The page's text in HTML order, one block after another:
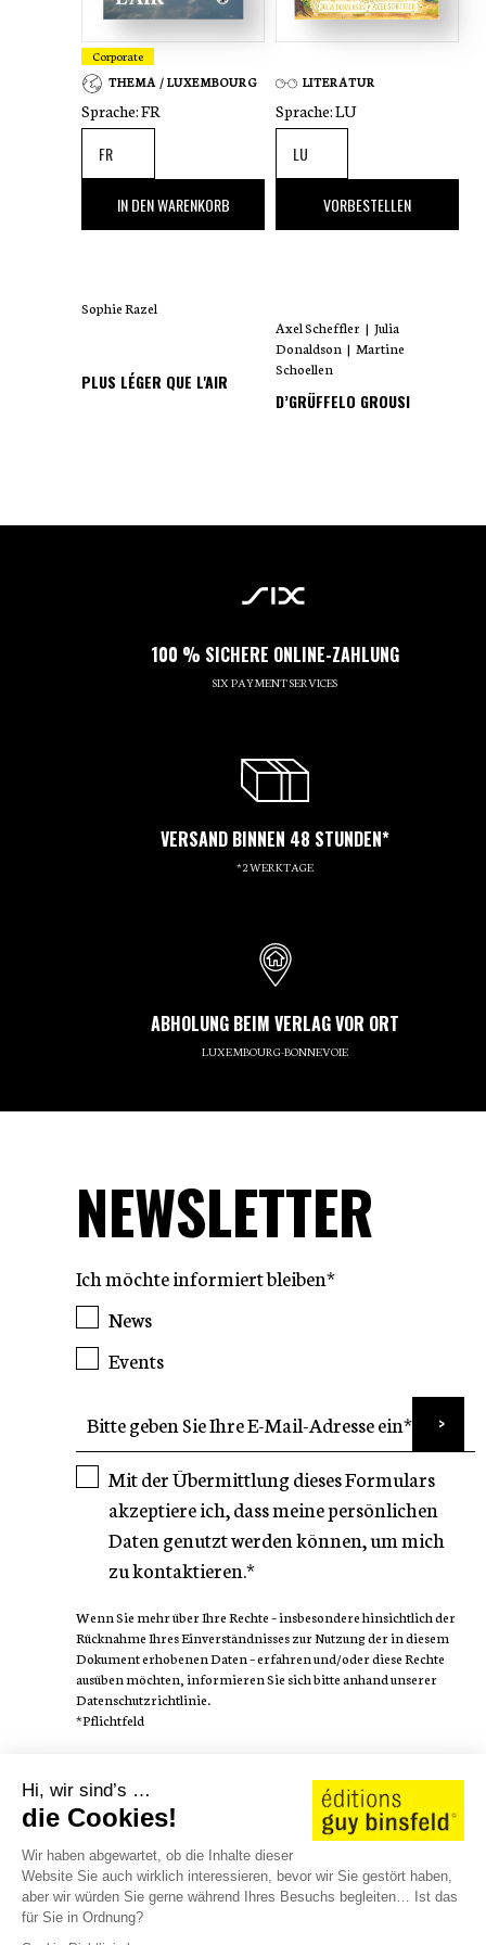
harmonescher Zesummenaarbecht am
Wee. Dat gëtt och dem neien Oberleutnant
mat der Zäit ëmmer méi bewosst.
Corporate
THEMA / LUXEMBOURG
Sprache:FR
,00 €
IN DEN WARENKORB
Sophie Razel
PLUS LÉGER QUE L'AIR
LITERATUR
Sprache:LU
,00 €VORBESTELLEN
Axel Scheffler | Julia
Donaldson | Martine
Schoellen
D’GRÜFFELO GROUSI
100 % SICHERE ONLINE-ZAHLUNG
SIX PAYMENT SERVICES
VERSAND BINNEN 48 STUNDEN*
*2 WERKTAGE
ABHOLUNG BEIM VERLAG VOR ORT
LUXEMBOURG-BONNEVOIE
NEWSLETTER
Ich möchte informiert bleiben*
News
Events
Mit der Übermittlung dieses Formulars
akzeptiere ich, dass meine persönlichen
Daten genutzt werden können, um mich
zu kontaktieren.*
Wenn Sie mehr über Ihre Rechte – insbesondere hinsichtlich der
Rücknahme Ihres Einverständnisses zur Nutzung der in diesem
Dokument erhobenen Daten – erfahren und/oder diese Rechte
ausüben möchten, informieren Sie sich bitte anhand unserer
Datenschutzrichtlinie.
*Pflichtfeld
FOLGEN SIE
AUTOREN WE LOVE STORIES
Hi, wir sind’s …
die Cookies!
Wir haben abgewartet, ob die Inhalte dieser
Website Sie auch wirklich interessieren, bevor wir Sie gestört haben,
aber wir würden Sie gerne während Ihres Besuchs begleiten… Ist das
für Sie in Ordnung?